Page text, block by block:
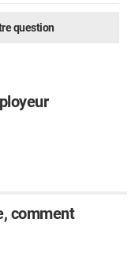
question
comment